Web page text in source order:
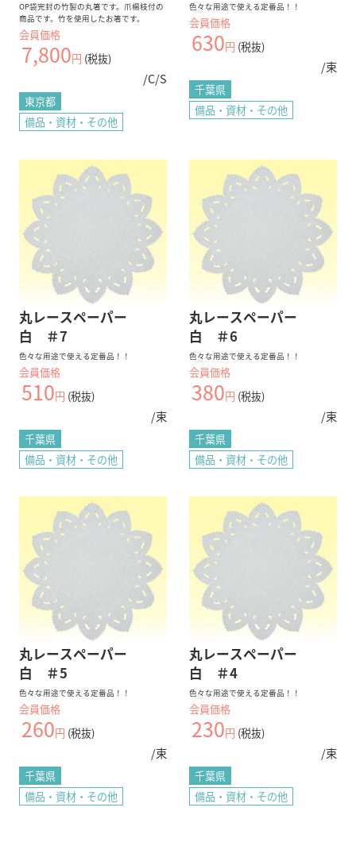
OP袋完封の竹製の丸箸です。爪楊枝付の
商品です。竹を使用したお箸です。
会員価格
7,800円 (税抜)
/C/S
東京都
備品・資材・その他
色々な用途で使える定番品！！
会員価格
630円 (税抜)
/束
千葉県
備品・資材・その他
丸レースペーパー
白 ＃7
色々な用途で使える定番品！！
会員価格
510円 (税抜)
/束
千葉県
備品・資材・その他
丸レースペーパー
白 ＃6
色々な用途で使える定番品！！
会員価格
380円 (税抜)
/束
千葉県
備品・資材・その他
丸レースペーパー
白 ＃5
色々な用途で使える定番品！！
会員価格
260円 (税抜)
/束
千葉県
備品・資材・その他
丸レースペーパー
白 ＃4
色々な用途で使える定番品！！
会員価格
230円 (税抜)
/束
千葉県
備品・資材・その他